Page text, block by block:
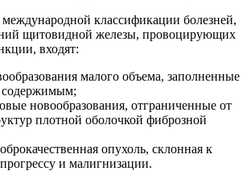
классификации болезней,
щитовидной железы, провоцирующих
входят:
малого объема, заполненные
новообразования, отграниченные от
плотной оболочкой фиброзной
опухоль, склонная к
и малигнизации.